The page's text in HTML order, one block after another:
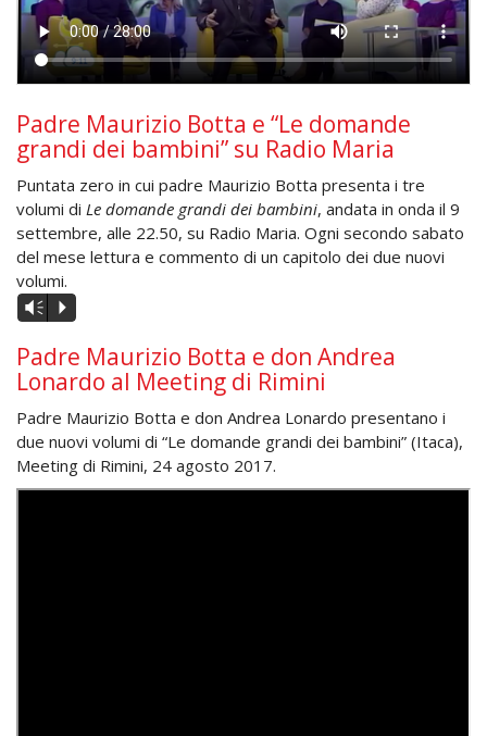
Padre Maurizio Botta e “Le domande
grandi dei bambini” su Radio Maria
Puntata zero in cui padre Maurizio Botta presenta i tre
volumi di Le domande grandi dei bambini, andata in onda il 9
settembre, alle 22.50, su Radio Maria. Ogni secondo sabato
del mese lettura e commento di un capitolo dei due nuovi
volumi.
Audio
Player
Vm P
Padre Maurizio Botta e don Andrea
Lonardo al Meeting di Rimini
Padre Maurizio Botta e don Andrea Lonardo presentano i
due nuovi volumi di “Le domande grandi dei bambini” (Itaca),
Meeting di Rimini, 24 agosto 2017.